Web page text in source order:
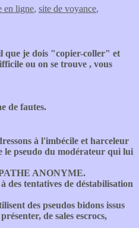
en ligne, site de voyance,
que je dois "copier-coller" et
ou on se trouve , vous
de fautes.
à l'imbécile et harceleur
le pseudo du modérateur qui lui
ANONYME.
des tentatives de déstabilisation
des pseudos bidons issus
de sales escrocs,